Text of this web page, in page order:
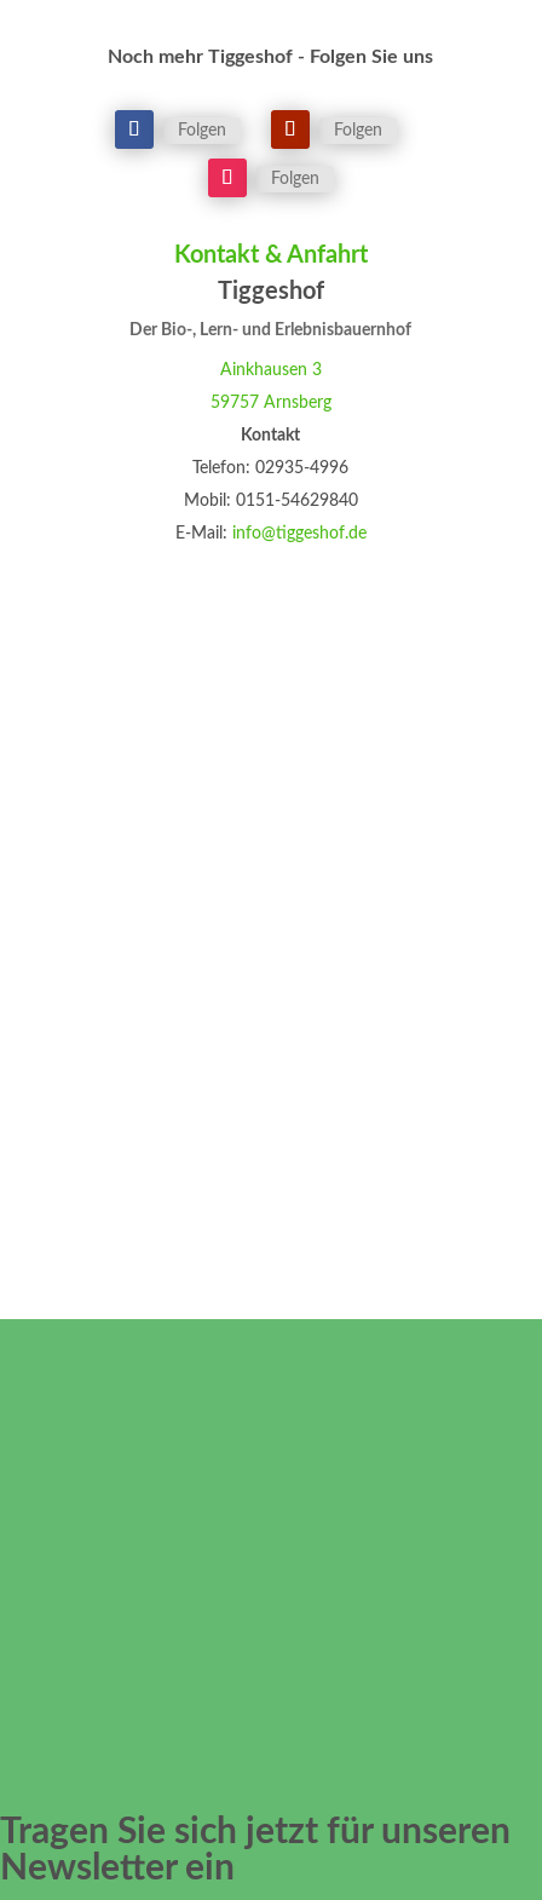
Noch mehr Tiggeshof - Folgen Sie uns
Folgen Folgen
Folgen
Kontakt & Anfahrt
Tiggeshof
Der Bio-, Lern- und Erlebnisbauernhof
Ainkhausen 3
59757 Arnsberg
Kontakt
Telefon: 02935-4996
Mobil: 0151-54629840
E-Mail: info@tiggeshof.de
Tragen Sie sich jetzt für unseren
Newsletter ein